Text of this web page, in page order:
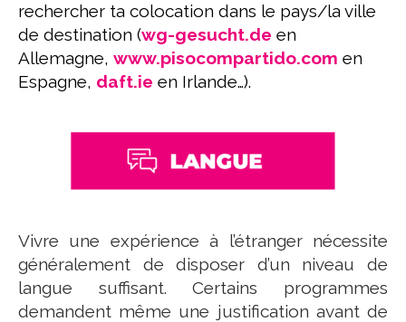
rechercher ta colocation dans le pays/la ville
de destination (wg-gesucht.de en
Allemagne, www.pisocompartido.com en
Espagne, daft.ie en Irlande…).
Vivre une expérience à l’étranger nécessite
généralement de disposer d’un niveau de
langue suffisant. Certains programmes
demandent même une justification avant de